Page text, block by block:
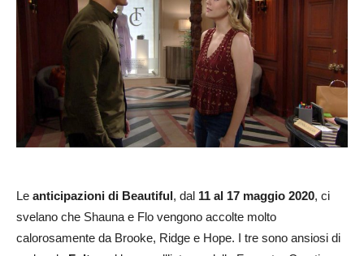
Le anticipazioni di Beautiful, dal 11 al 17 maggio 2020, ci
svelano che Shauna e Flo vengono accolte molto
calorosamente da Brooke, Ridge e Hope. I tre sono ansiosi di